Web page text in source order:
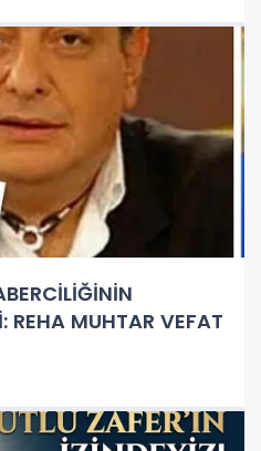
REHA MUHTAR VEFAT